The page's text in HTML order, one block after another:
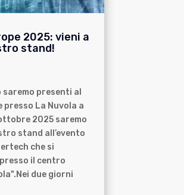
2025: vieni a
stand!
presenti al
presso La Nuvola a
2025 saremo
stand all’evento
che si
il centro
due giorni